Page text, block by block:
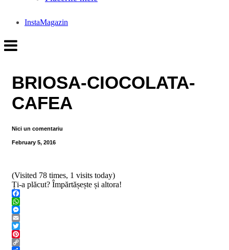
InstaMagazin
BRIOSA-CIOCOLATA-
CAFEA
Nici un comentariu
February 5, 2016
(Visited 78 times, 1 visits today)
Ți-a plăcut? Împărtășește și altora!
Facebook
WhatsApp
Messenger
Email
Twitter
Pinterest